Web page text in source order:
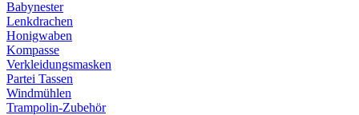
Babynester
Lenkdrachen
Honigwaben
Kompasse
Verkleidungsmasken
Partei Tassen
Windmühlen
Trampolin-Zubehör